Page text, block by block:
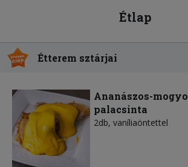
Étlap
Étterem sztárjai
Ananászos-
palacsinta
2db, vaníliaöntettel